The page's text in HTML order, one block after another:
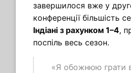
завершилося вже у
конференції більшість
Індіані з рахунком 1–4,
поспіль весь сезон.
«Я обожнюю грати в